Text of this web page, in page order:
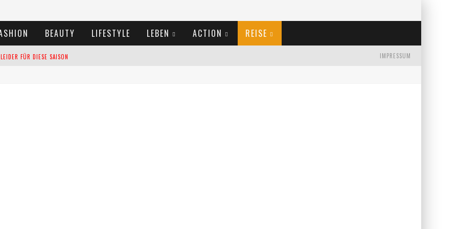
BEAUTY LIFESTYLE LEBEN ACTION REISE
FÜR DIESE SAISON
DES SOMMERS 2024
IMPRESSUM